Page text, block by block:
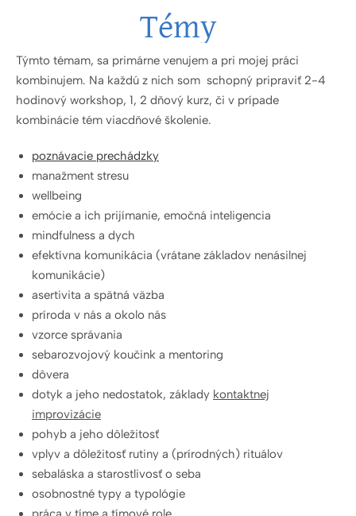
Témy
Týmto témam, sa primárne venujem a pri mojej práci
kombinujem. Na každú z nich som schopný pripraviť 2-4
hodinový workshop, 1, 2 dňový kurz, či v prípade
kombinácie tém viacdňové školenie.
poznávacie prechádzky
manažment stresu
wellbeing
emócie a ich prijímanie, emočná inteligencia
mindfulness a dych
efektívna komunikácia (vrátane základov nenásilnej
komunikácie)
asertivita a spätná väzba
príroda v nás a okolo nás
vzorce správania
sebarozvojový koučink a mentoring
dôvera
dotyk a jeho nedostatok, základy kontaktnej
improvizácie
pohyb a jeho dôležitosť
vplyv a dôležitosť rutiny a (prírodných) rituálov
sebaláska a starostlivosť o seba
osobnostné typy a typológie